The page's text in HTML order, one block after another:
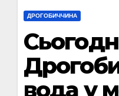
ДРОГОБИЧЧИНА
вода у